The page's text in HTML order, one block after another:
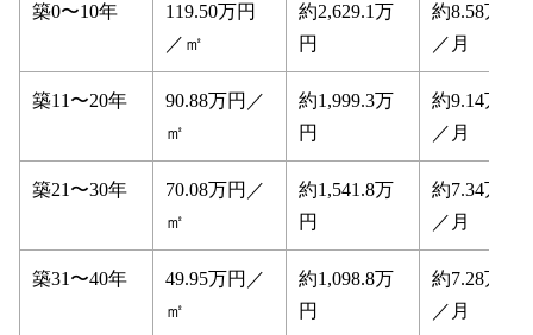
【川崎市幸区特有の強み】ワンルーム建築規制がも
たらす既存物件の希少価値
川崎市幸区ワンルームマンション売却は「仲介」と
「買取」どちらが有利？
早く・確実に売却できるのが「買取」
川崎市幸区ワンルーム売却で失敗する人の3つの共
相場より高く売り出しすぎる
空室になってから売ろうとする
金利上昇局面で様子見しすぎる
築0〜10年
119.50万円
／㎡
約2,629.1万
円
約8.58万円
／月
築11〜20年
90.88万円／
㎡
約1,999.3万
円
約9.14万円
／月
築21〜30年
70.08万円／
㎡
約1,541.8万
円
約7.34万円
／月
築31〜40年
49.95万円／
㎡
約1,098.8万
円
約7.28万円
／月